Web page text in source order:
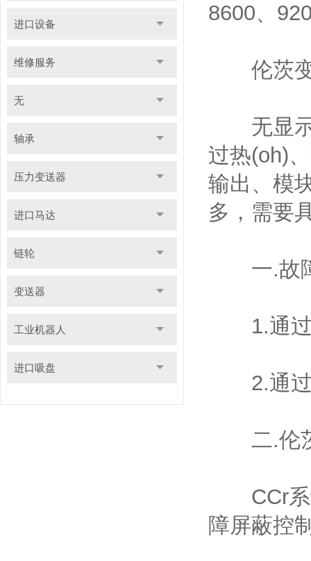
进口设备
维修服务
无
轴承
压力变送器
进口马达
链轮
变送器
工业机器人
进口吸盘
8600、
伦茨变
无显示
过热(oh)
输出、模
多，需要
一.故障
1.通过
2.通过
二.伦茨
CCr系
障屏蔽控